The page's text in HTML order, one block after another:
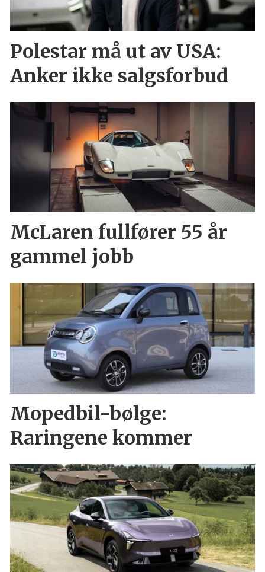
Polestar må ut av USA:
Anker ikke salgsforbud
McLaren fullfører 55 år
gammel jobb
Mopedbil-bølge:
Raringene kommer